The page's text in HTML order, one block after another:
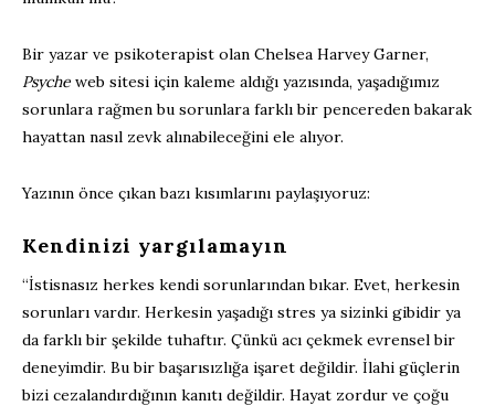
Bir yazar ve psikoterapist olan Chelsea Harvey Garner,
Psyche web sitesi için kaleme aldığı yazısında, yaşadığımız
sorunlara rağmen bu sorunlara farklı bir pencereden bakarak
hayattan nasıl zevk alınabileceğini ele alıyor.
Yazının önce çıkan bazı kısımlarını paylaşıyoruz:
Kendinizi yargılamayın
“İstisnasız herkes kendi sorunlarından bıkar. Evet, herkesin
sorunları vardır. Herkesin yaşadığı stres ya sizinki gibidir ya
da farklı bir şekilde tuhaftır. Çünkü acı çekmek evrensel bir
deneyimdir. Bu bir başarısızlığa işaret değildir. İlahi güçlerin
bizi cezalandırdığının kanıtı değildir. Hayat zordur ve çoğu